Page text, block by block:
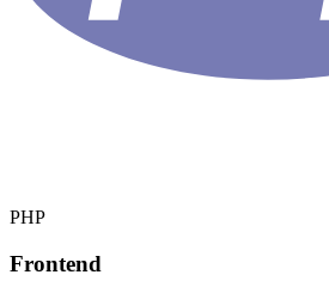
PHP
Frontend